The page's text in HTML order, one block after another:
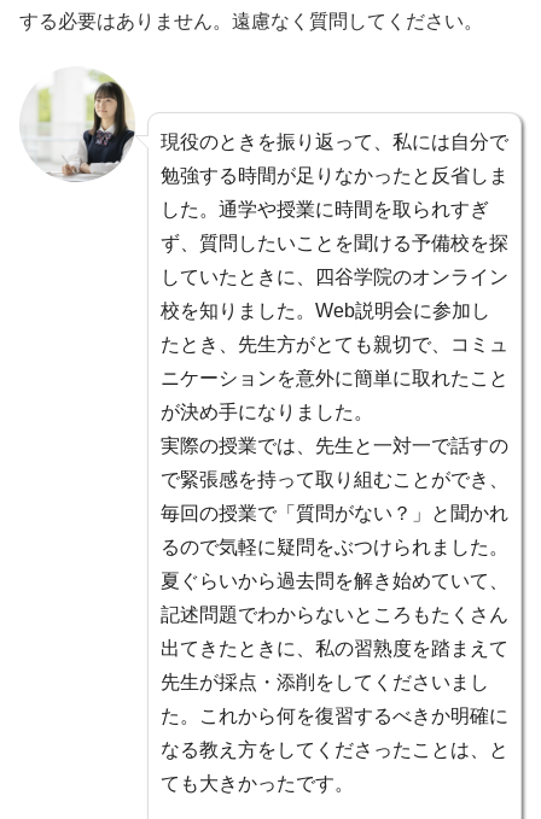
する必要はありません。遠慮なく質問してください。
現役のときを振り返って、私には自分で
勉強する時間が足りなかったと反省しま
した。通学や授業に時間を取られすぎ
ず、質問したいことを聞ける予備校を探
していたときに、四谷学院のオンライン
校を知りました。Web説明会に参加し
たとき、先生方がとても親切で、
コミュ
ニケーションを意外に簡単に取れたこと
が決め手になりました。
実際の授業では、先生と一対一で話すの
で緊張感を持って取り組むことができ、
毎回の授業で「質問がない？」と聞かれ
るので気軽に疑問をぶつけられました。
夏ぐらいから過去問を解き始めていて、
記述問題でわからないところもたくさん
出てきたときに、 私の習熟度を踏まえて
先生が採点・添削 をしてくださいまし
た。これから何を復習するべきか明確に
なる教え方をしてくださったことは、と
ても大きかったです。